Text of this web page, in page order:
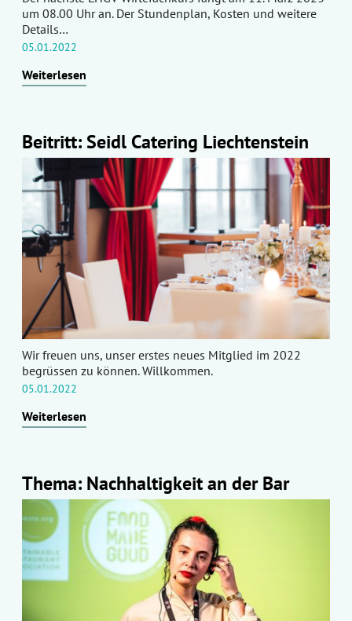
um 08.00 Uhr an. Der Stundenplan, Kosten und weitere
Details…
05.01.2022
Weiterlesen
Beitritt: Seidl Catering Liechtenstein
Wir freuen uns, unser erstes neues Mitglied im 2022
begrüssen zu können. Willkommen.
05.01.2022
Weiterlesen
Thema: Nachhaltigkeit an der Bar